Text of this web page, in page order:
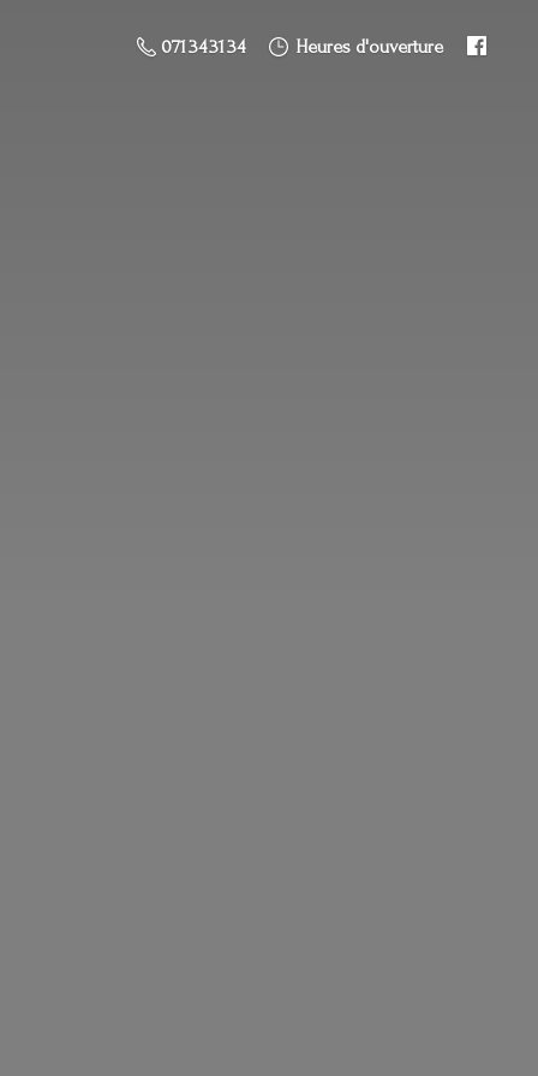
071 34 31 34 Heures d'ouverture